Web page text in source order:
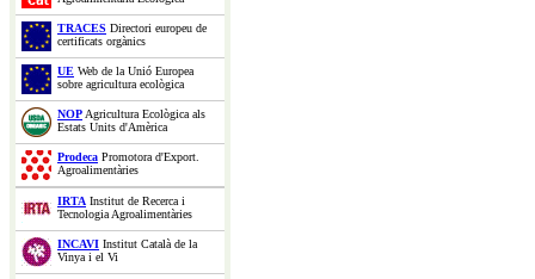
TRACES Directori europeu de
certificats orgànics
UE Web de la Unió Europea
sobre agricultura ecològica
NOPAgricultura Ecològica als
Estats Units d'Amèrica
Prodeca Promotora d'Export.
Agroalimentàries
IRTA Institut de Recerca i
Tecnologia Agroalimentàries
INCAVI Institut Català de la
Vinya i el Vi